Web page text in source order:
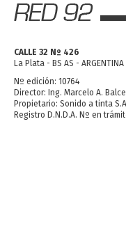
CALLE 32 Nº 426
La Plata - BS AS - ARGENTINA
Nº edición: 10764
Director: Ing. Marcelo A.
Propietario: Sonido a tinta
Registro D.N.D.A. Nº en